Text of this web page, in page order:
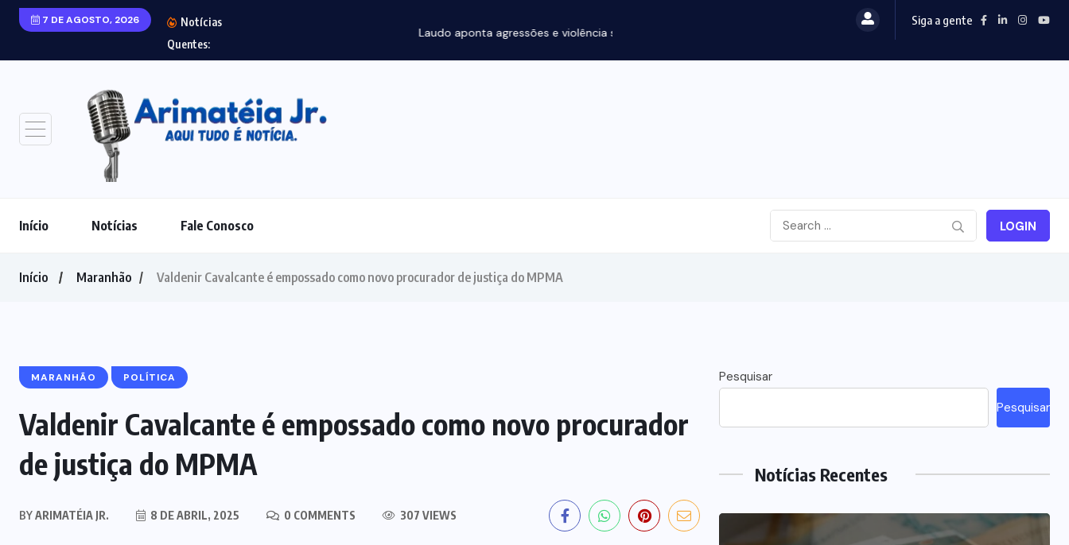
7 DE AGOSTO, 2026
Notícias
Quentes:
Laudo aponta agressões e violência sexual na morte...
Siga a gente
Início Notícias Fale Conosco LOGIN
Início Maranhão Valdenir Cavalcante é empossado como novo procurador de justiça do MPMA
MARANHÃO POLÍTICA
Valdenir Cavalcante é empossado como novo procurador
de justiça do MPMA
BYARIMATÉIA JR. 8 DE ABRIL, 2025 0 COMMENTS 307 VIEWS
Pesquisar
Pesquisar
Notícias Recentes